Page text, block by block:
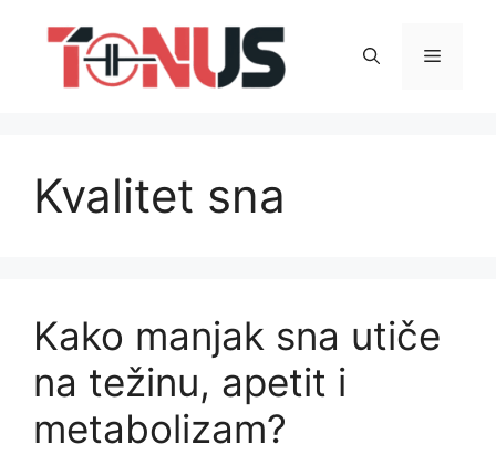
Menu
Kvalitet sna
Kako manjak sna utiče
na težinu, apetit i
metabolizam?